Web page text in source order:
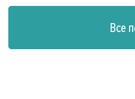
Все